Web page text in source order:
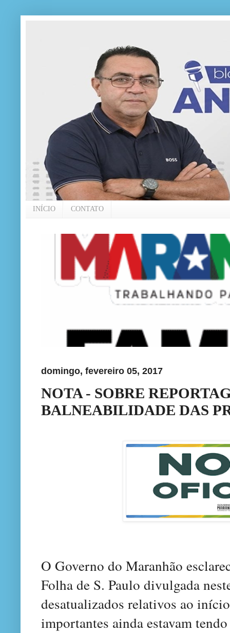
INÍCIO CONTATO
domingo, fevereiro 05, 2017
NOTA - SOBRE
BALNEABILIDADE DAS
O Governo do Maranhão
Folha de S. Paulo divulgada
desatualizados relativos ao
importantes ainda estavam